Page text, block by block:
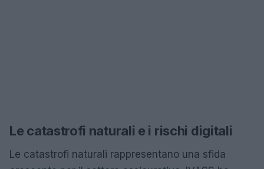
Le catastrofi naturali e i rischi digitali
Le catastrofi naturali rappresentano una sfida